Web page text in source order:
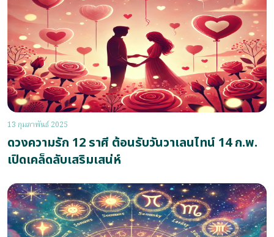
13 กุมภาพันธ์ 2025
ดวงความรัก 12 ราศี ต้อนรับวันวาเลนไทน์ 14 ก.พ.
เปิดเคล็ดลับเสริมเสน่ห์